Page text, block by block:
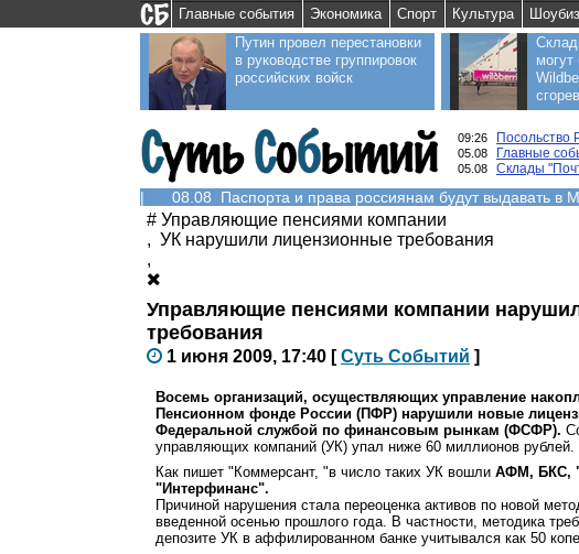
Главные события Экономика Спорт Культура Шоубиз
Путин провел перестановки
в руководстве группировок
российских войск
09:26
Посольство
05.08
Главные
05.08
Склады
| 08.08 Паспорта и права россиянам будут выдавать в
# Управляющие пенсиями компании
, УК нарушили лицензионные требования
,
Управляющие пенсиями компании
требования
1 июня 2009, 17:40 [Суть Событий ]
Восемь организаций, осуществляющих управление
Пенсионном фонде России (ПФР) нарушили новые
Федеральной службой по финансовым рынкам (ФСФР).
управляющих компаний (УК) упал ниже 60 миллионов рублей.
Как пишет "Коммерсант, "в число таких УК вошли АФМ, БКС,
"Интерфинанс".
Причиной нарушения стала переоценка активов по новой
введенной осенью прошлого года. В частности, методика
депозите УК в аффилированном банке учитывался как 50